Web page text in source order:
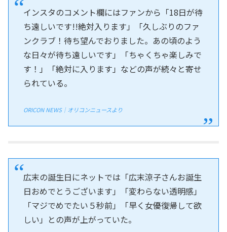
インスタのコメント欄にはファンから「18日が待
ち遠しいです!!絶対入ります」「久しぶりのファ
ンクラブ！待ち望んでおりました。あの頃のよう
な日々が待ち遠しいです」「ちゃくちゃ楽しみで
す！」「絶対に入ります」などの声が続々と寄せ
られている。
ORICON NEWS｜オリコンニュースより
広末の誕生日にネットでは「広末涼子さんお誕生
日おめでとうございます」「変わらない透明感」
「マジでめでたい５秒前」「早く女優復帰して欲
しい」との声が上がっていた。